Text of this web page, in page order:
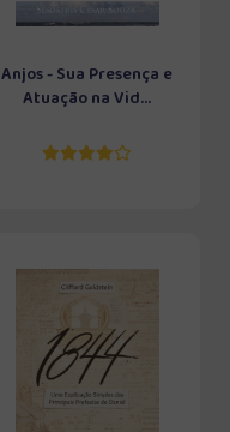
Anjos - Sua Presença e
Atuação na Vid...